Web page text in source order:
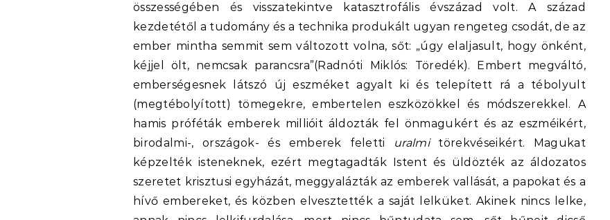
összességében és visszatekintve katasztrofális évszázad volt. A század
kezdetétől a tudomány és a technika produkált ugyan rengeteg csodát, de az
ember mintha semmit sem változott volna, sőt: „úgy elaljasult, hogy önként,
kéjjel ölt, nemcsak parancsra”(Radnóti Miklós: Töredék). Embert megváltó,
emberségesnek látszó új eszméket agyalt ki és telepített rá a tébolyult
(megtébolyított) tömegekre, embertelen eszközökkel és módszerekkel. A
hamis próféták emberek millióit áldozták fel önmagukért és az eszméikért,
birodalmi-, országok- és emberek feletti
uralmitörekvéseikért. Magukat
képzelték isteneknek, ezért megtagadták Istent és üldözték az áldozatos
szeretet krisztusi egyházát, meggyalázták az emberek vallását, a papokat és a
hívő embereket, és közben elvesztették a saját lelküket. Akinek nincs lelke,